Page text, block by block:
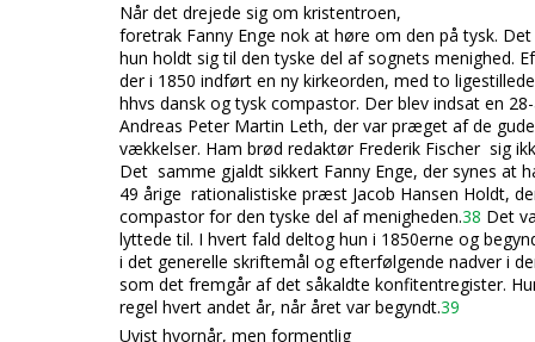
Når det drejede sig om kristentroen,
foretrak Fanny Enge nok at høre om den på tysk.
hun holdt sig til den tyske del af sognets menighed.
der i 1850 indført en ny kirkeorden, med to
hhvs dansk og tysk compastor. Der blev indsat en
Andreas Peter Martin Leth, der var præget af de
vækkelser. Ham brød redaktør Frederik Fischer sig
Det samme gjaldt sikkert Fanny Enge, der synes at
49 årige rationalistiske præst Jacob Hansen Holdt,
compastor for den tyske del af menigheden.38 Det
lyttede til. I hvert fald deltog hun i 1850erne og
i det generelle skriftemål og efterfølgende nadver i
som det fremgår af det såkaldte konfitentregister.
regel hvert andet år, når året var begyndt.39
Uvist hvornår, men formentlig